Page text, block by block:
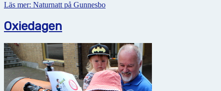
Läs mer: Naturnatt på Gunnesbo
Oxiedagen